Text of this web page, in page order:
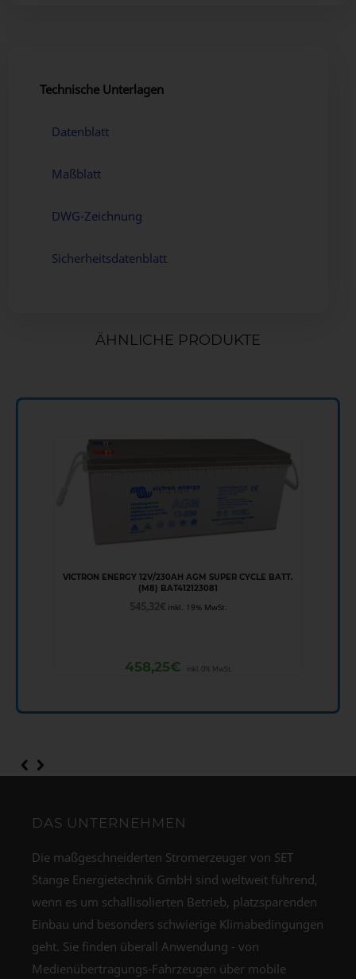
Technische Unterlagen
Datenblatt
Maßblatt
DWG-Zeichnung
Sicherheitsdatenblatt
ÄHNLICHE PRODUKTE
VICTRON ENERGY 12V/230AH AGM SUPER CYCLE BATT.
(M8) BAT412123081
545,32€inkl. 19% MwSt.
458,25€ inkl. 0% MwSt.
DAS UNTERNEHMEN
Die maßgeschneiderten Stromerzeuger von SET
Stange Energietechnik GmbH sind weltweit führend,
wenn es um schallisolierten Betrieb, platzsparenden
Einbau und besonders schwierige Klimabedingungen
geht. Sie finden überall Anwendung - von
Medienübertragungs-Fahrzeugen über mobile